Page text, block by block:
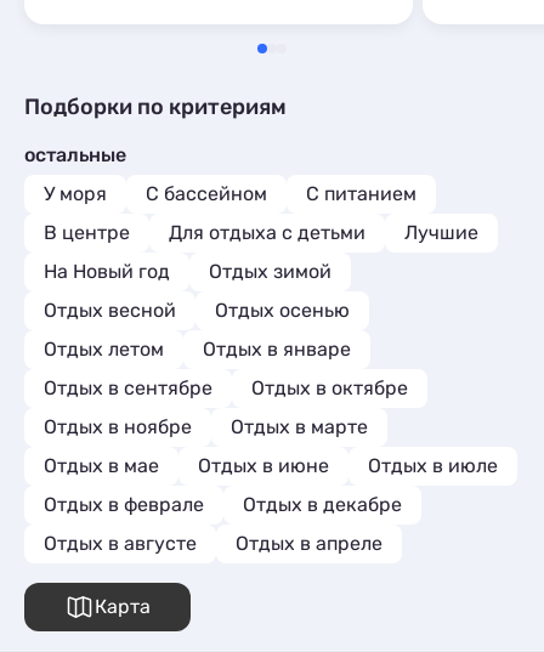
Подборки по критериям
остальные
У моря
С бассейном
С питанием
В центре
Для отдыха с детьми
Лучшие
На Новый год
Отдых зимой
Отдых весной
Отдых осенью
Отдых летом
Отдых в январе
Отдых в сентябре
Отдых в октябре
Отдых в ноябре
Отдых в марте
Отдых в мае
Отдых в июне
Отдых в июле
Отдых в феврале
Отдых в декабре
Отдых в августе
Отдых в апреле
Карта